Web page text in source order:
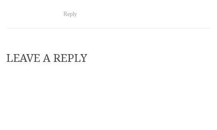
Reply
LEAVE A REPLY